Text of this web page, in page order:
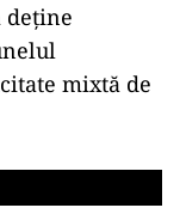
deține
mixtă de